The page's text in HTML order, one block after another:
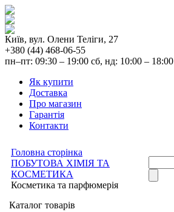
Київ, вул. Олени Теліги, 27
+380 (44) 468-06-55
пн–пт: 09:30 – 19:00 сб, нд: 10:00 – 18:00
Як купити
Доставка
Про магазин
Гарантія
Контакти
Головна сторінка
ПОБУТОВА ХІМІЯ ТА
КОСМЕТИКА
Косметика та парфюмерія
Каталог товарів